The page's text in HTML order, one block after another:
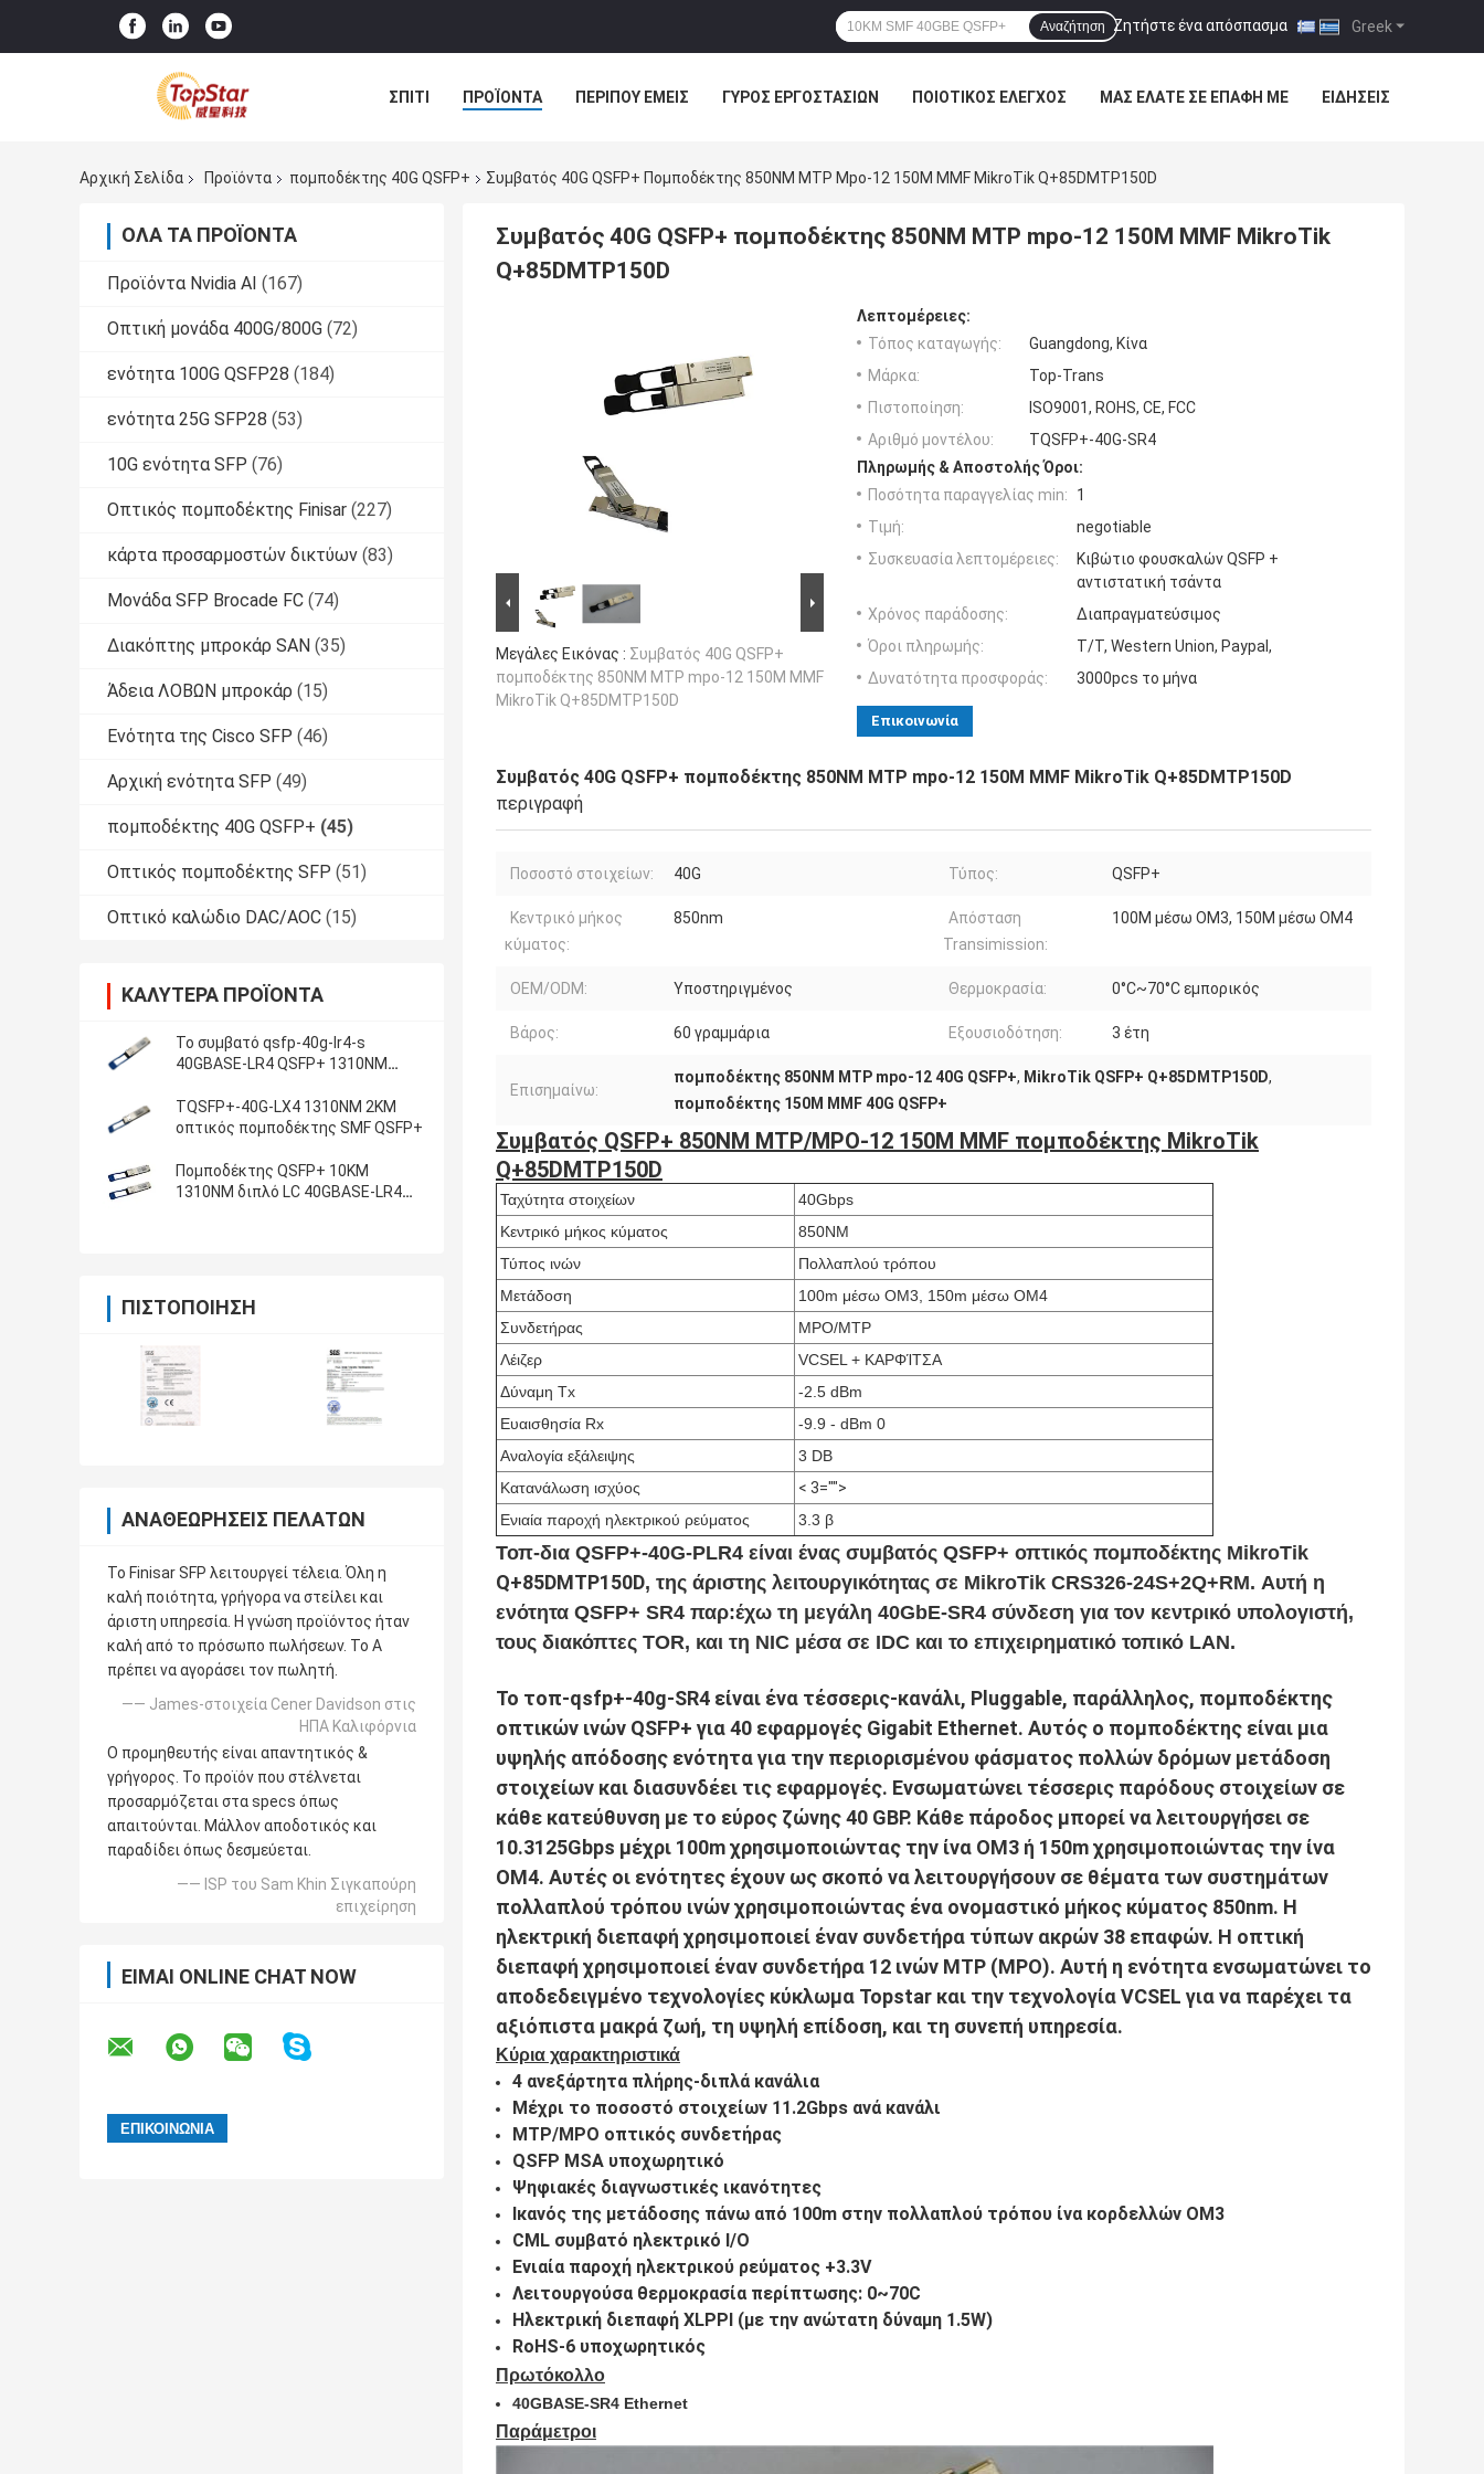
Greek
Ζητήστε ένα απόσπασμα |
Αναζήτηση
ΣΠΊΤΙ ΠΡΟΪΌΝΤΑ ΠΕΡΊΠΟΥ ΕΜΕΊΣ ΓΎΡΟΣ ΕΡΓΟΣΤΑΣΊΩΝ ΠΟΙΟΤΙΚΌΣ ΈΛΕΓΧΟΣ ΜΑΣ ΕΛΆΤΕ ΣΕ ΕΠΑΦΉ ΜΕ ΕΙΔΉΣΕΙΣ
Αρχική Σελίδα Προϊόντα πομποδέκτης 40G QSFP+ Συμβατός 40G QSFP+ Πομποδέκτης 850NM MTP Mpo-12 150M MMF MikroTik Q+85DMTP150D
ΌΛΑ ΤΑ ΠΡΟΪΌΝΤΑ
Προϊόντα Nvidia AI (167)
Οπτική μονάδα 400G/800G (72)
ενότητα 100G QSFP28 (184)
ενότητα 25G SFP28 (53)
10G ενότητα SFP (76)
Οπτικός πομποδέκτης Finisar (227)
κάρτα προσαρμοστών δικτύων (83)
Μονάδα SFP Brocade FC (74)
Διακόπτης μπροκάρ SAN (35)
Άδεια ΛΟΒΩΝ μπροκάρ (15)
Ενότητα της Cisco SFP (46)
Αρχική ενότητα SFP (49)
πομποδέκτης 40G QSFP+ (45)
Οπτικός πομποδέκτης SFP (51)
Οπτικό καλώδιο DAC/AOC (15)
ΚΑΛΎΤΕΡΑ ΠΡΟΪΌΝΤΑ
Το συμβατό qsfp-40g-lr4-s
40GBASE-LR4 QSFP+ 1310NM
TQSFP+-40G-LX4 1310NM 2KM
οπτικός πομποδέκτης SMF QSFP+
Πομποδέκτης QSFP+ 10KM
1310NM διπλό LC 40GBASE-LR4
ΠΙΣΤΟΠΟΊΗΣΗ
ΑΝΑΘΕΩΡΉΣΕΙΣ ΠΕΛΑΤΏΝ
Το Finisar SFP λειτουργεί τέλεια. Όλη η
καλή ποιότητα, γρήγορα να στείλει και
άριστη υπηρεσία. Η γνώση προϊόντος ήταν
καλή από το πρόσωπο πωλήσεων. Το Α
πρέπει να αγοράσει τον πωλητή.
—— James-στοιχεία Cener Davidson στις
ΗΠΑ Καλιφόρνια
Ο προμηθευτής είναι απαντητικός &
γρήγορος. Το προϊόν που στέλνεται
προσαρμόζεται στα specs όπως
απαιτούνται. Μάλλον αποδοτικός και
παραδίδει όπως δεσμεύεται.
—— ISP του Sam Khin Σιγκαπούρη
επιχείρηση
ΕΊΜΑΙ ONLINE CHAT NOW
Συμβατός 40G QSFP+ πομποδέκτης 850NM MTP mpo-12 150M MMF MikroTik
Q+85DMTP150D
Μεγάλες Εικόνας : Συμβατός 40G QSFP+
πομποδέκτης 850NM MTP mpo-12 150M MMF
MikroTik Q+85DMTP150D
Λεπτομέρειες:
Τόπος καταγωγής:
Guangdong, Κίνα
Μάρκα:
Top-Trans
Πιστοποίηση:
ISO9001, ROHS, CE, FCC
Αριθμό μοντέλου:
TQSFP+-40G-SR4
Πληρωμής & Αποστολής Όροι:
Ποσότητα παραγγελίας min:
1
Τιμή:
negotiable
Συσκευασία λεπτομέρειες:
Κιβώτιο φουσκαλών QSFP +
αντιστατική τσάντα
Χρόνος παράδοσης:
Διαπραγματεύσιμος
Όροι πληρωμής:
T/T, Western Union, Paypal,
Δυνατότητα προσφοράς:
3000pcs το μήνα
Επικοινωνία
Συμβατός 40G QSFP+ πομποδέκτης 850NM MTP mpo-12 150M MMF MikroTik Q+85DMTP150D
περιγραφή
Ποσοστό στοιχείων: 40G Τύπος: QSFP+
Κεντρικό μήκος
κύματος:
850nm
Απόσταση
Transimission:
100M μέσω OM3, 150M μέσω OM4
OEM/ODM: Υποστηριγμένος Θερμοκρασία: 0°C~70°C εμπορικός
Βάρος: 60 γραμμάρια Εξουσιοδότηση: 3 έτη
Επισημαίνω:
πομποδέκτης 850NM MTP mpo-12 40G QSFP+, MikroTik QSFP+ Q+85DMTP150D,
πομποδέκτης 150M MMF 40G QSFP+
Συμβατός QSFP+ 850NM MTP/MPO-12 150M MMF πομποδέκτης MikroTik
Q+85DMTP150D
Ταχύτητα στοιχείων
40Gbps
Κεντρικό μήκος κύματος
850NM
Τύπος ινών
Πολλαπλού τρόπου
Μετάδοση
100m μέσω OM3, 150m μέσω OM4
Συνδετήρας
MPO/MTP
Λέιζερ
VCSEL + ΚΑΡΦΊΤΣΑ
Δύναμη Tx
-2.5 dBm
Ευαισθησία Rx
-9.9 - dBm 0
Αναλογία εξάλειψης
3 DB
Κατανάλωση ισχύος
< 3="">
Ενιαία παροχή ηλεκτρικού ρεύματος
3.3 β
Τοπ-δια QSFP+-40G-PLR4 είναι ένας συμβατός QSFP+ οπτικός πομποδέκτης MikroTik
Q+85DMTP150D, της άριστης λειτουργικότητας σε MikroTik CRS326-24S+2Q+RM. Αυτή η
ενότητα QSFP+ SR4 παρ:έχω τη μεγάλη 40GbE-SR4 σύνδεση για τον κεντρικό υπολογιστή,
τους διακόπτες TOR, και τη NIC μέσα σε IDC και το επιχειρηματικό τοπικό LAN.
Το τοπ-qsfp+-40g-SR4 είναι ένα τέσσερις-κανάλι, Pluggable, παράλληλος, πομποδέκτης
οπτικών ινών QSFP+ για 40 εφαρμογές Gigabit Ethernet. Αυτός ο πομποδέκτης είναι μια
υψηλής απόδοσης ενότητα για την περιορισμένου φάσματος πολλών δρόμων μετάδοση
στοιχείων και διασυνδέει τις εφαρμογές. Ενσωματώνει τέσσερις παρόδους στοιχείων σε
κάθε κατεύθυνση με το εύρος ζώνης 40 GBP. Κάθε πάροδος μπορεί να λειτουργήσει σε
10.3125Gbps μέχρι 100m χρησιμοποιώντας την ίνα OM3 ή 150m χρησιμοποιώντας την ίνα
OM4. Αυτές οι ενότητες έχουν ως σκοπό να λειτουργήσουν σε θέματα των συστημάτων
πολλαπλού τρόπου ινών χρησιμοποιώντας ένα ονομαστικό μήκος κύματος 850nm. Η
ηλεκτρική διεπαφή χρησιμοποιεί έναν συνδετήρα τύπων ακρών 38 επαφών. Η οπτική
διεπαφή χρησιμοποιεί έναν συνδετήρα 12 ινών MTP (MPO). Αυτή η ενότητα ενσωματώνει το
αποδεδειγμένο τεχνολογίες κύκλωμα Topstar και την τεχνολογία VCSEL για να παρέχει τα
αξιόπιστα μακρά ζωή, τη υψηλή επίδοση, και τη συνεπή υπηρεσία.
Κύρια χαρακτηριστικά
4 ανεξάρτητα πλήρης-διπλά κανάλια
Μέχρι το ποσοστό στοιχείων 11.2Gbps ανά κανάλι
MTP/MPO οπτικός συνδετήρας
QSFP MSA υποχωρητικό
Ψηφιακές διαγνωστικές ικανότητες
Ικανός της μετάδοσης πάνω από 100m στην πολλαπλού τρόπου ίνα κορδελλών OM3
CML συμβατό ηλεκτρικό I/O
Ενιαία παροχή ηλεκτρικού ρεύματος +3.3V
Λειτουργούσα θερμοκρασία περίπτωσης: 0~70C
Ηλεκτρική διεπαφή XLPPI (με την ανώτατη δύναμη 1.5W)
RoHS-6 υποχωρητικός
Πρωτόκολλο
40GBASE-SR4 Ethernet
Παράμετροι